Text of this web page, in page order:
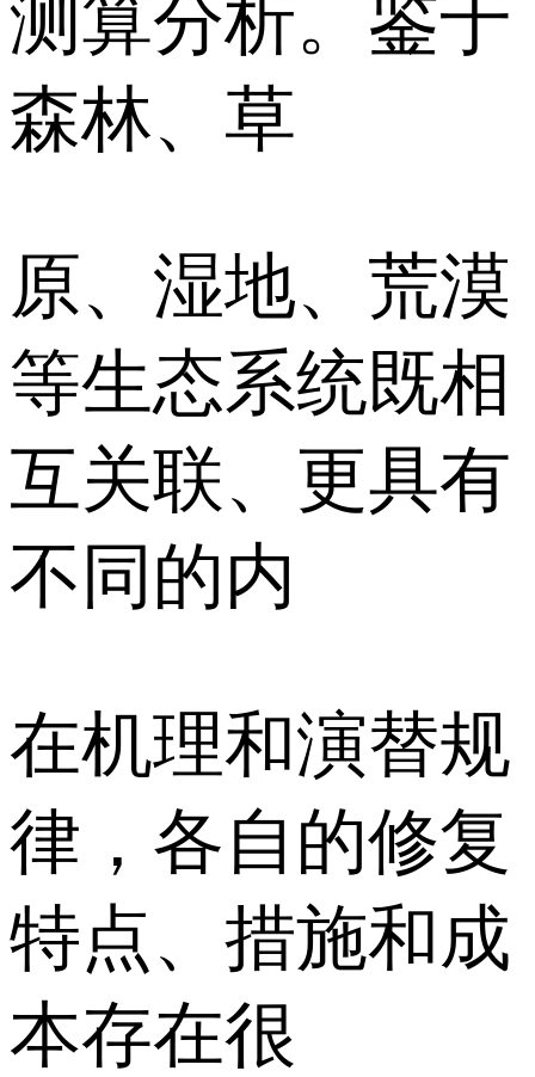
测算分析。鉴于
森林、草
原、湿地、荒漠
等生态系统既相
互关联、更具有
不同的内
在机理和演替规
律，各自的修复
特点、措施和成
本存在很